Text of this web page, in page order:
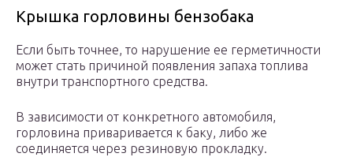
Крышка горловины бензобака
Если быть точнее, то нарушение ее герметичности
может стать причиной появления запаха топлива
внутри транспортного средства.
В зависимости от конкретного автомобиля,
горловина приваривается к баку, либо же
соединяется через резиновую прокладку.